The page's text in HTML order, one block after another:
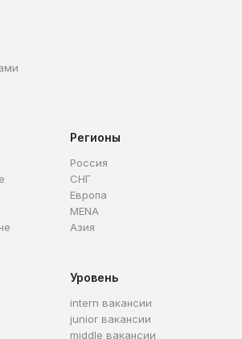
Регионы
Россия
СНГ
Европа
MENA
Азия
Уровень
intern вакансии
junior вакансии
middle вакансии